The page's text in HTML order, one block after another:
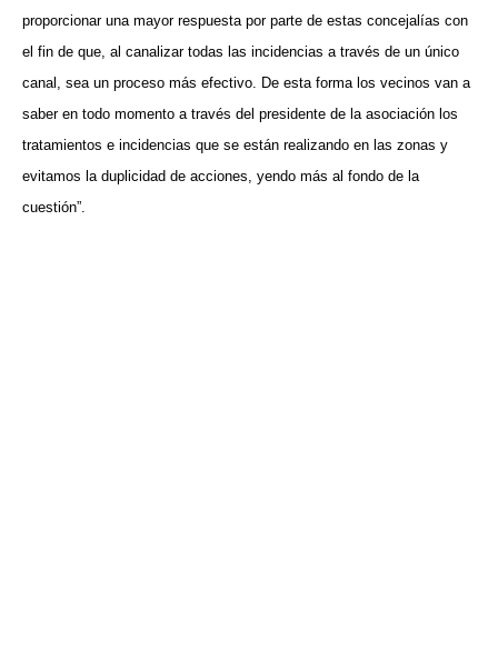
proporcionar una mayor respuesta por parte de estas concejalías con
el fin de que, al canalizar todas las incidencias a través de un único
canal, sea un proceso más efectivo. De esta forma los vecinos van a
saber en todo momento a través del presidente de la asociación los
tratamientos e incidencias que se están realizando en las zonas y
evitamos la duplicidad de acciones, yendo más al fondo de la
cuestión”.